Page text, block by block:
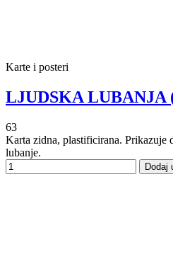
Karte i posteri
LJUDSKA LUBANJA
63
Karta zidna, plastificirana. Prikazuje
lubanje.
Dodaj